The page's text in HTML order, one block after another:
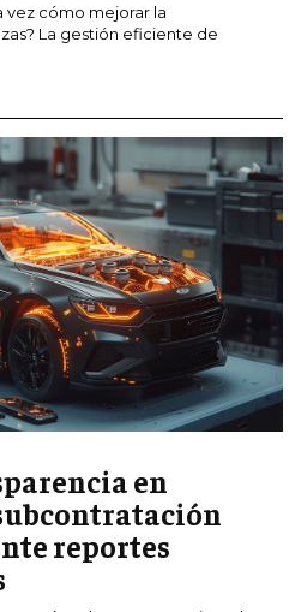
vez cómo mejorar la
La gestión eficiente de
en
reportes